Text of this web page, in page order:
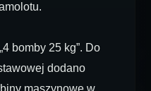
bomby 25 kg”. Do
dodano
maszynowe w